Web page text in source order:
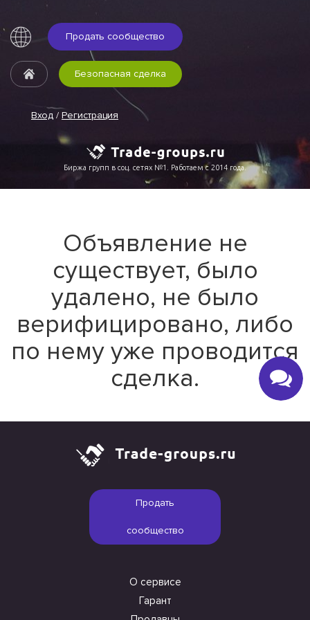
Продать сообщество
Вход / Регистрация
Безопасная сделка
Биржа групп в соц. сетях №1. Работаем с 2014 года.
Объявление не
существует, было
удалено, не было
верифицировано, либо
по нему уже проводится
сделка.
Продать
сообщество
О сервисе
Гарант